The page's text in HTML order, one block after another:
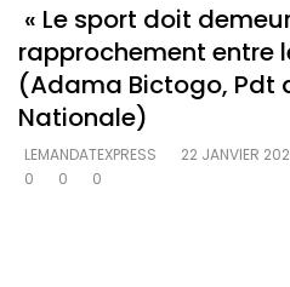
« Le sport doit
rapprochement entre
(Adama Bictogo, Pdt
Nationale)
LEMANDATEXPRESS
22 JANVIER
0
0 0